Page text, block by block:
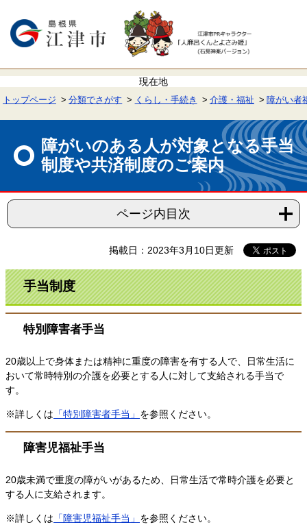
で
ば
本トップページ 分類でさがす くらし・手続き 介護・福祉 障がい者
障がいのある人が対象となる手当
制度や共済制度のご案内
ページ内目次
掲載日：2023年3月10日更新
手当制度
特別障害者手当
20歳以上で身体または精神に重度の障害を有する人で、日常生活に
おいて常時特別の介護を必要とする人に対して支給される手当で
す。
※詳しくは 「特別障害者手当」 を参照ください。
障害児福祉手当
20歳未満で重度の障がいがあるため、日常生活で常時介護を必要と
する人に支給されます。
※詳しくは 「障害児福祉手当」 を参照ください。